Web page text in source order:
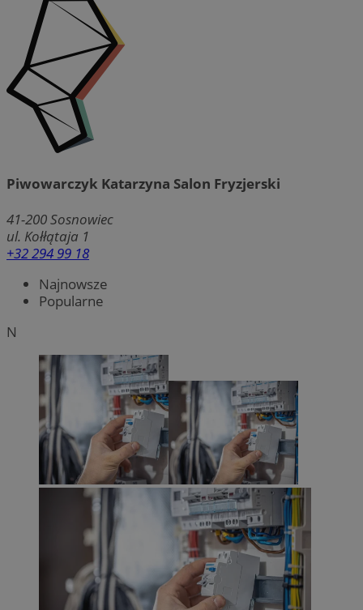
Piwowarczyk Katarzyna Salon Fryzjerski
41-200Sosnowiec
ul. Kołłątaja 1
+32 294 99 18
Najnowsze
Popularne
N